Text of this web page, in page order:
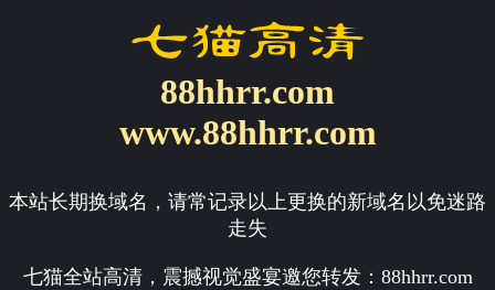
88hhrr.com
www.88hhrr.com
本站长期换域名，请常记录以上更换的新域名以免迷路
走失
七猫全站高清，震撼视觉盛宴邀您转发： 88hhrr.com